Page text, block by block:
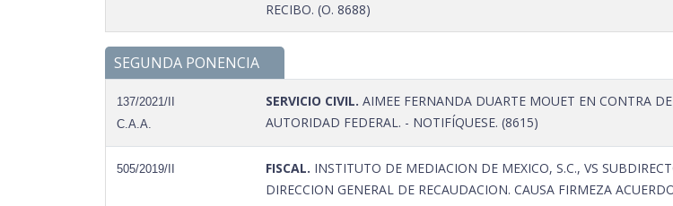
RECIBO. (O. 8688)
SEGUNDA PONENCIA
137/2021/II
C.A.A.
SERVICIO CIVIL. AIMEE FERNANDA DUARTE MOUET EN CONTRA
AUTORIDAD FEDERAL. - NOTIFÍQUESE. (8615)
505/2019/II FISCAL. INSTITUTO DE MEDIACION DE MEXICO, S.C., VS
DIRECCION GENERAL DE RECAUDACION. CAUSA FIRMEZA